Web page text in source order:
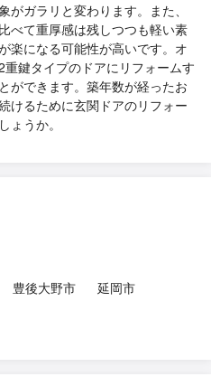
ガラリと変わります。また、
べて重厚感は残しつつも軽い素
楽になる可能性が高いです。オ
鍵タイプのドアにリフォームす
ができます。築年数が経ったお
けるために玄関ドアのリフォー
ょうか。
豊後大野市
延岡市